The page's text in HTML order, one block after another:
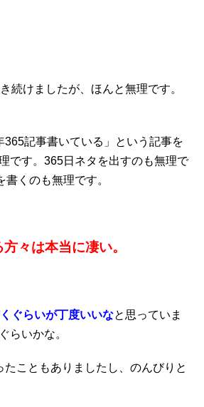
続けましたが、ほんと無理です。
365記事書いている」という記事を
です。365日ネタを出すのも無理で
くのも無理です。
々は本当に凄い。
ぐらいが丁度いいなと思っていま
らいかな。
たこともありましたし、のんびりと